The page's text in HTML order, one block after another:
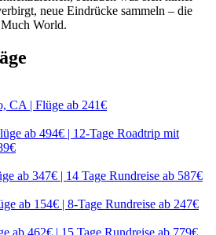
neue Eindrücke sammeln – die
World.
CA | Flüge ab 241€
ab 494€ | 12-Tage Roadtrip mit
ab 347€ | 14 Tage Rundreise ab 587€
ab 154€ | 8-Tage Rundreise ab 247€